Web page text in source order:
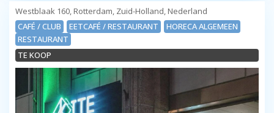
Westblaak 160, Rotterdam, Zuid-Holland, Nederland
CAFÉ / CLUB
EETCAFÉ / RESTAURANT
HORECA ALGEMEEN
RESTAURANT
TE KOOP